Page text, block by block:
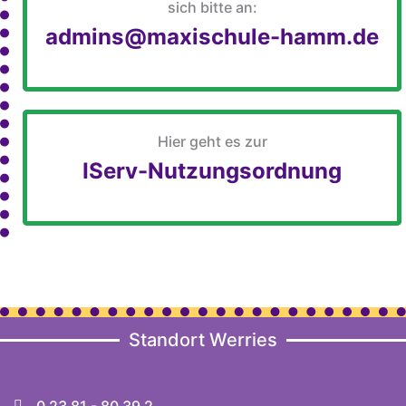
sich bitte an:
admins@maxischule-hamm.de
Hier geht es zur
IServ-Nutzungsordnung
Standort Werries